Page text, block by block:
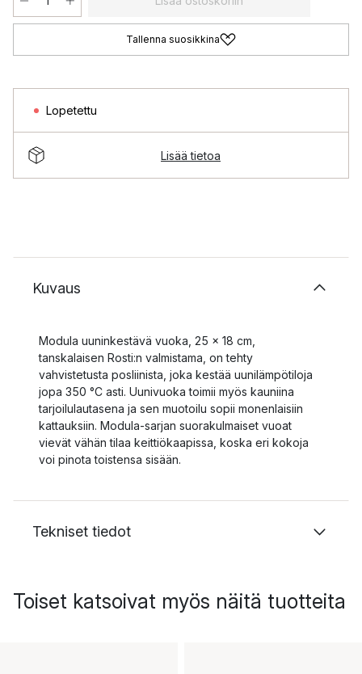
Tallenna suosikkina
Lopetettu
Lisää tietoa
Kuvaus
Modula uuninkestävä vuoka, 25 x 18 cm,
tanskalaisen Rosti:n valmistama, on tehty
vahvistetusta posliinista, joka kestää uunilämpötiloja
jopa 350 °C asti. Uunivuoka toimii myös kauniina
tarjoilulautasena ja sen muotoilu sopii monenlaisiin
kattauksiin. Modula-sarjan suorakulmaiset vuoat
vievät vähän tilaa keittiökaapissa, koska eri kokoja
voi pinota toistensa sisään.
Tekniset tiedot
Toiset katsoivat myös näitä tuotteita